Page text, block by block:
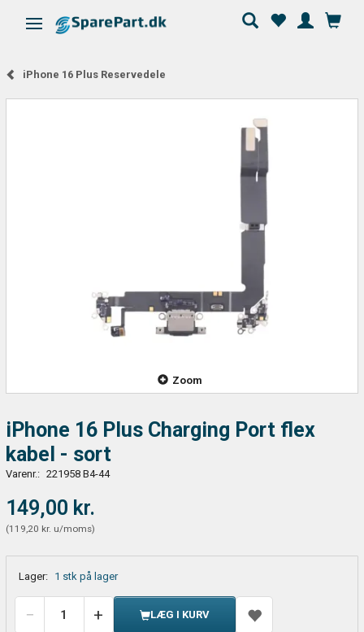
Skifte navigation
iPhone 16 Plus Reservedele
Zoom
iPhone 16 Plus Charging Port flex
kabel - sort
Varenr.: 221958 B4-44
149,00 kr.
(119,20 kr. u/moms)
Lager: 1 stk på lager
LÆG I KURV